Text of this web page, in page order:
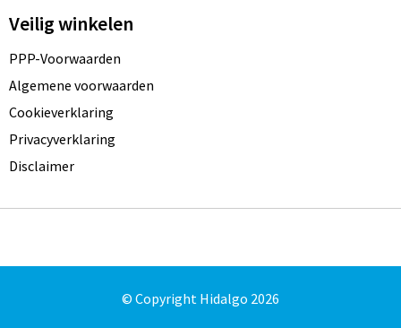
Veilig winkelen
PPP-Voorwaarden
Algemene voorwaarden
Cookieverklaring
Privacyverklaring
Disclaimer
© Copyright Hidalgo 2026